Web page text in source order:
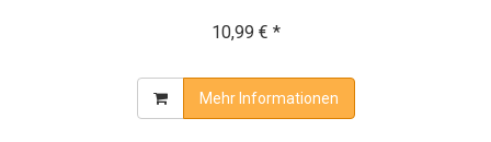
10,99 € *
Mehr Informationen